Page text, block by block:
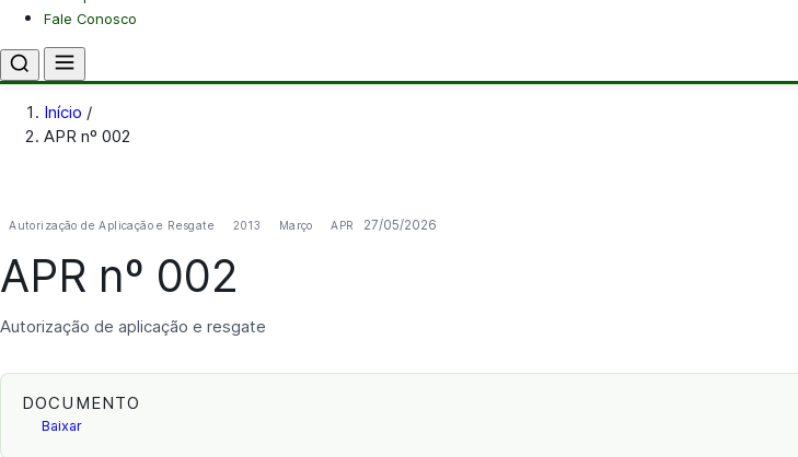
Fale Conosco
Início /
APR nº 002
Autorização de Aplicação e Resgate 2013 Março APR 27/05/2026
APR nº 002
Autorização de aplicação e resgate
DOCUMENTO
Baixar